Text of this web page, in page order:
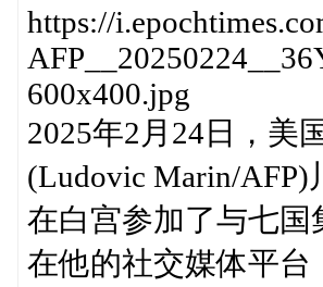
https://
600x400.jpg
2025年2月24日，美
(Ludovic Marin/
在白宫参加了与七国
在他的社交媒体平台